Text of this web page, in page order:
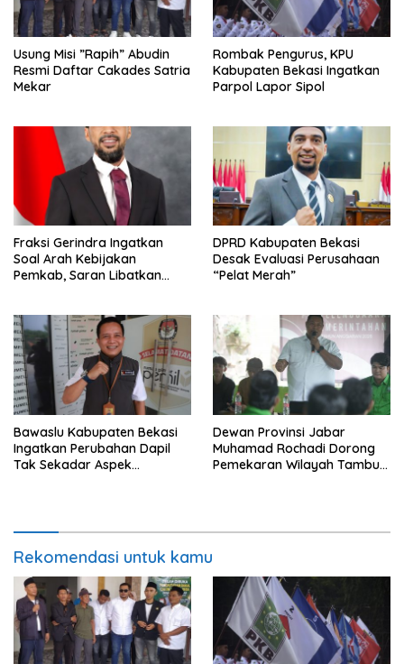
Usung Misi ”Rapih” Abudin
Resmi Daftar Cakades Satria
Mekar
Rombak Pengurus, KPU
Kabupaten Bekasi Ingatkan
Parpol Lapor Sipol
Fraksi Gerindra Ingatkan
Soal Arah Kebijakan
Pemkab, Saran Libatkan
DPRD Kabupaten Bekasi
Desak Evaluasi Perusahaan
“Pelat Merah”
Bawaslu Kabupaten Bekasi
Ingatkan Perubahan Dapil
Tak Sekadar Aspek
Dewan Provinsi Jabar
Muhamad Rochadi Dorong
Pemekaran Wilayah Tambun
Rekomendasi untuk kamu